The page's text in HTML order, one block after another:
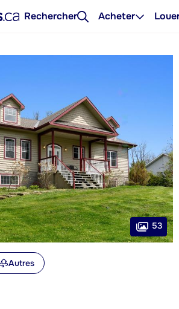
Rechercher Acheter
53
Autres